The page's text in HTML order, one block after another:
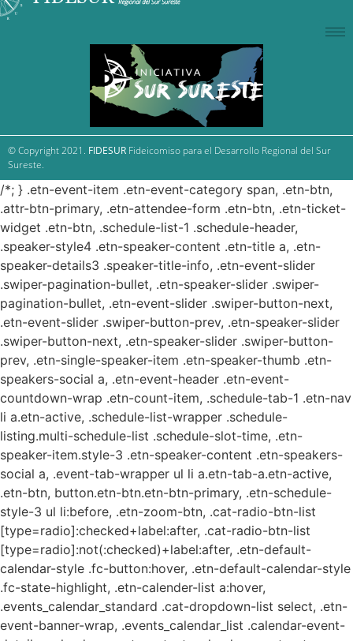
© Copyright 2021. FIDESUR Fideicomiso para el Desarrollo Regional del Sur
Sureste.
/*; } .etn-event-item .etn-event-category span, .etn-btn,
.attr-btn-primary, .etn-attendee-form .etn-btn, .etn-ticket-
widget .etn-btn, .schedule-list-1 .schedule-header,
.speaker-style4 .etn-speaker-content .etn-title a, .etn-
speaker-details3 .speaker-title-info, .etn-event-slider
.swiper-pagination-bullet, .etn-speaker-slider .swiper-
pagination-bullet, .etn-event-slider .swiper-button-next,
.etn-event-slider .swiper-button-prev, .etn-speaker-slider
.swiper-button-next, .etn-speaker-slider .swiper-button-
prev, .etn-single-speaker-item .etn-speaker-thumb .etn-
speakers-social a, .etn-event-header .etn-event-
countdown-wrap .etn-count-item, .schedule-tab-1 .etn-nav
li a.etn-active, .schedule-list-wrapper .schedule-
listing.multi-schedule-list .schedule-slot-time, .etn-
speaker-item.style-3 .etn-speaker-content .etn-speakers-
social a, .event-tab-wrapper ul li a.etn-tab-a.etn-active,
.etn-btn, button.etn-btn.etn-btn-primary, .etn-schedule-
style-3 ul li:before, .etn-zoom-btn, .cat-radio-btn-list
[type=radio]:checked+label:after, .cat-radio-btn-list
[type=radio]:not(:checked)+label:after, .etn-default-
calendar-style .fc-button:hover, .etn-default-calendar-style
.fc-state-highlight, .etn-calender-list a:hover,
.events_calendar_standard .cat-dropdown-list select, .etn-
event-banner-wrap, .events_calendar_list .calendar-event-